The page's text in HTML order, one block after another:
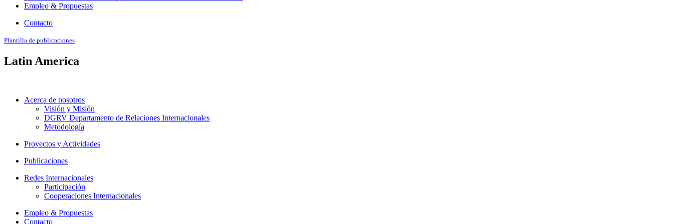
Empleo & Propuestas
Contacto
Plantilla de publicaciones
Latin America
Acerca de nosotros
Visión y Misión
DGRV Departamento de Relaciones Internacionales
Metodología
Proyectos y Actividades
Publicaciones
Redes Internacionales
Participación
Cooperaciones Internacionales
Empleo & Propuestas
Contacto